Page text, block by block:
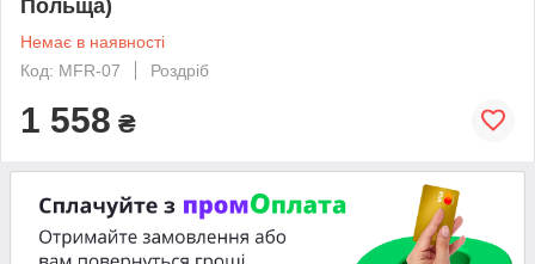
Польща)
Немає в наявності
Код: MFR-07
Роздріб
1 558 ₴